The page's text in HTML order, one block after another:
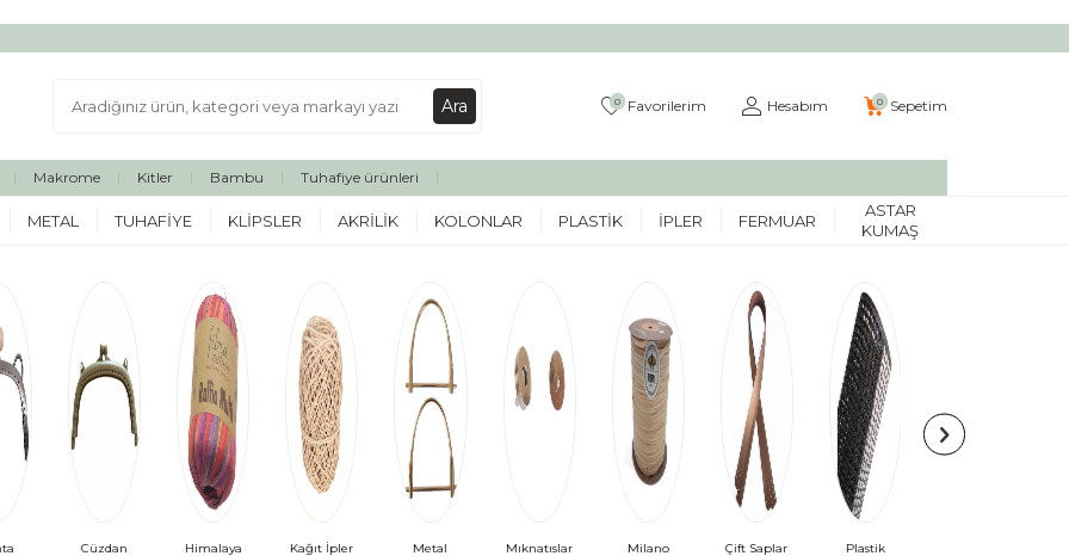
Ara 0 Favorilerim Hesabım 0 Sepetim
Makrome Kitler Bambu Tuhafiye ürünleri
METAL TUHAFIYE KLIPSLER AKRILIK KOLONLAR PLASTIK İPLER FERMUAR
ASTAR
KUMAŞ
Cüzdan
Himalaya
Kağıt İpler
Metal
Mıknatıslar
Milano
Çift Saplar
Plastik